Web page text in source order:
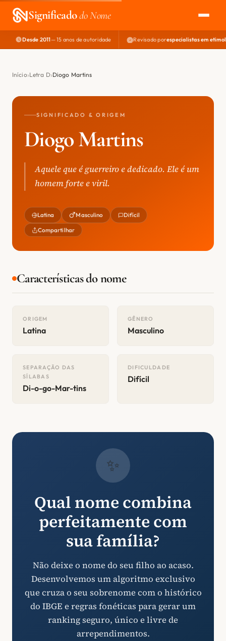
Significadodo Nome
EXPLORAR
NOME PERFEITO
Desde 2011— 15 anos de autoridade Revisado porespecialistas em
Início Letra D Diogo Martins
SIGNIFICADO & ORIGEM
Diogo Martins
Aquele que é guerreiro e dedicado. Ele é um
homem forte e viril.
Latina Masculino Difícil
Compartilhar
Características do nome
ORIGEM
Latina
GÊNERO
Masculino
SEPARAÇÃO DAS
SÍLABAS
Di-o-go-Mar-tins
DIFICULDADE
Difícil
✨
Qual nome combina
perfeitamente com
sua família?
Não deixe o nome do seu filho ao acaso.
Desenvolvemos um algoritmo exclusivo
que cruza o seu sobrenome com o histórico
do IBGE e regras fonéticas para gerar um
ranking seguro, único e livre de
arrependimentos.